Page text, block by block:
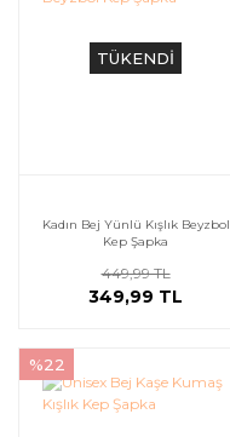
TÜKENDİ
Kadın Bej Yünlü Kışlık Beyzbol
Kep Şapka
449,99 TL
349,99 TL
%22